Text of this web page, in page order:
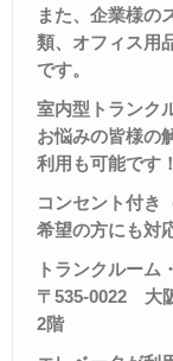
また、企業様の
類、オフィス用
です。
室内型トランク
お悩みの皆様の
利用も可能です
コンセント付き
希望の方にも対
トランクルー
〒535-0022 大
2階